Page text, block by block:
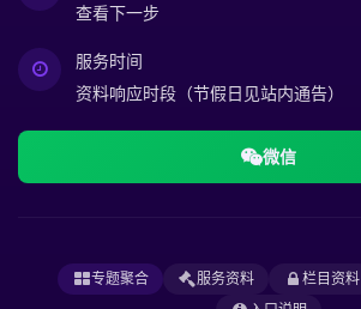
查看下一步
服务时间
资料响应时段（节假日见站内通告）
微信
专题聚合 服务资料 栏目资料